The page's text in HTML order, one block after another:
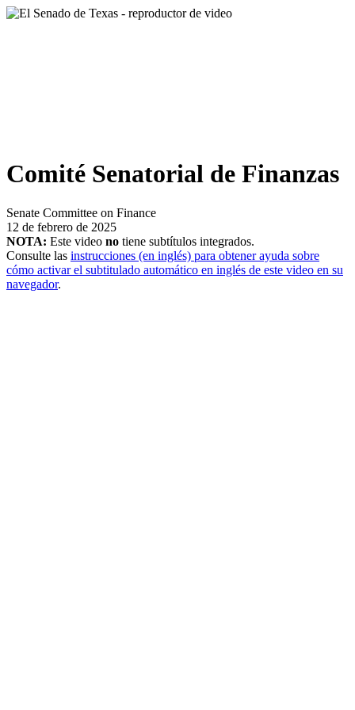
Comité Senatorial de Finanzas
Senate Committee on Finance
12 de febrero de 2025
NOTA: Este video no tiene subtítulos integrados.
Consulte las instrucciones (en inglés) para obtener ayuda sobre
cómo activar el subtitulado automático en inglés de este video en su
navegador.